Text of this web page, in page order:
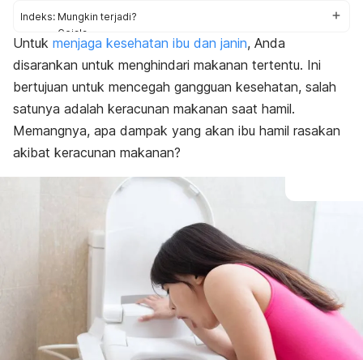
Indeks: Mungkin terjadi?
Gejala
Penyebab
Penanganan
Pencegahan
Untuk menjaga kesehatan ibu dan janin, Anda
disarankan untuk menghindari makanan tertentu. Ini
bertujuan untuk mencegah gangguan kesehatan, salah
satunya adalah keracunan makanan saat hamil.
Memangnya, apa dampak yang akan ibu hamil rasakan
akibat keracunan makanan?